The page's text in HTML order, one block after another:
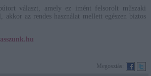
választ, amely ez imént felsorolt műszaki
akkor az rendes használat mellett egészen biztos
Megosztás: